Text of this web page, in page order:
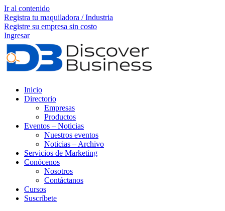
Ir al contenido
Registra tu maquiladora / Industria
Registre su empresa sin costo
Ingresar
Inicio
Directorio
Empresas
Productos
Eventos – Noticias
Nuestros eventos
Noticias – Archivo
Servicios de Marketing
Conócenos
Nosotros
Contáctanos
Cursos
Suscríbete